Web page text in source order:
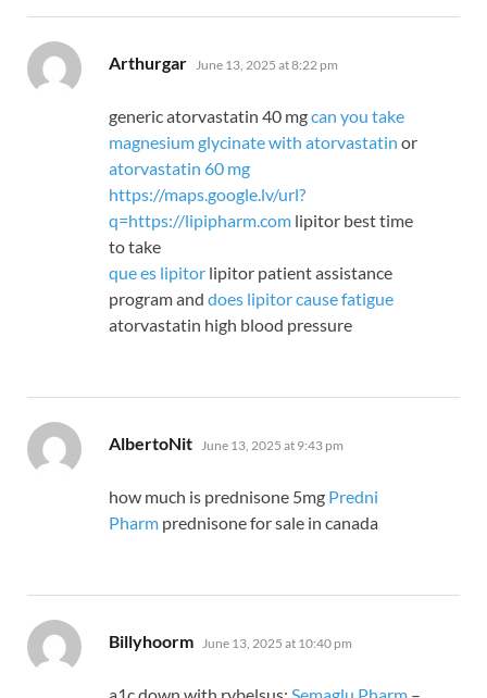
Arthurgar says:
June 13, 2025 at 8:22 pm
generic atorvastatin 40 mgcan you take
magnesium glycinate with atorvastatin or
atorvastatin 60 mg
https://maps.google.lv/url?
q=https://lipipharm.com lipitor best time
to take
que es lipitor lipitor patient assistance
program and does lipitor cause fatigue
atorvastatin high blood pressure
AlbertoNit says:
June 13, 2025 at 9:43 pm
how much is prednisone 5mg Predni
Pharm prednisone for sale in canada
Billyhoorm says:
June 13, 2025 at 10:40 pm